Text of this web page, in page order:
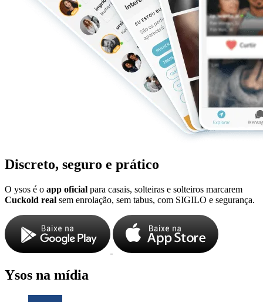
Discreto, seguro e prático
O ysos é o app oficial para casais, solteiras e solteiros marcarem
Cuckold real sem enrolação, sem tabus, com SIGILO e segurança.
Ysos na mídia